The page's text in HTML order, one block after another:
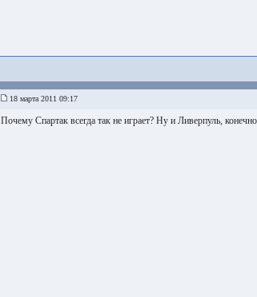
18 марта 2011 09:17
Почему Спартак всегда так не играет? Ну и Ливерпуль,